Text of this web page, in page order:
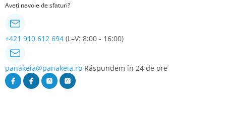
Aveți nevoie de sfaturi?
+421 910 612 694 (L–V: 8:00 - 16:00)
panakeia@panakeia.ro Răspundem în 24 de ore